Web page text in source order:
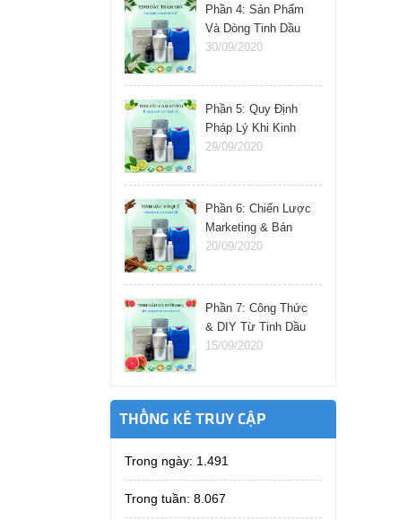
Phần 4: Sản Phẩm
Và Dòng Tinh Dầu
Nên Kinh Doanh
30/09/2020
Phần 5: Quy Định
Pháp Lý Khi Kinh
Doanh Tinh Dầu
29/09/2020
Phần 6: Chiến Lược
Marketing & Bán
Hàng Tinh Dầu
20/09/2020
Phần 7: Công Thức
& DIY Từ Tinh Dầu
15/09/2020
THỐNG KÊ TRUY CẬP
Trong ngày: 1.491
Trong tuần: 8.067